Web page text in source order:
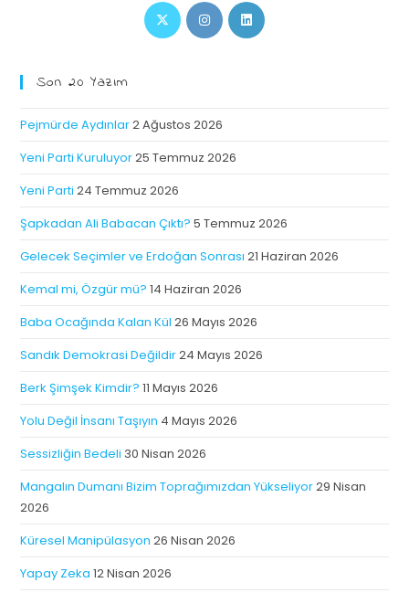
Son 20 Yazım
Pejmürde Aydınlar2 Ağustos 2026
Yeni Parti Kuruluyor25 Temmuz 2026
Yeni Parti 24 Temmuz 2026
Şapkadan Ali Babacan Çıktı? 5 Temmuz 2026
Gelecek Seçimler ve Erdoğan Sonrası 21 Haziran 2026
Kemal mi, Özgür mü? 14 Haziran 2026
Baba Ocağında Kalan Kül 26 Mayıs 2026
Sandık Demokrasi Değildir24 Mayıs 2026
Berk Şimşek Kimdir? 11 Mayıs 2026
Yolu Değil İnsanı Taşıyın 4 Mayıs 2026
Sessizliğin Bedeli 30 Nisan 2026
Mangalın Dumanı Bizim Toprağımızdan Yükseliyor29 Nisan
2026
Küresel Manipülasyon 26 Nisan 2026
Yapay Zeka 12 Nisan 2026